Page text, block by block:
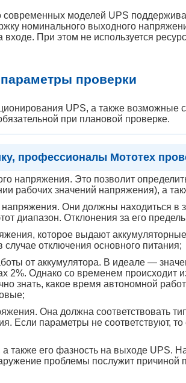
современных моделей UPS
номинального выходного
входе. При этом не используется
проверки
UPS, а также
при плановой проверке.
профессионалы Мототех
напряжения. Это позволит
рабочих значений напряжения), а
Они должны находиться в
диапазон. Отклонения за его
которое выдают
случае отключения основного питания;
от аккумулятора. В идеале —
2%. Однако со временем происходит
знать, какое время автономной
Она должна соответствовать
Если параметры не соответствуют,
а также его фазность на выходе UPS.
проблемы послужит